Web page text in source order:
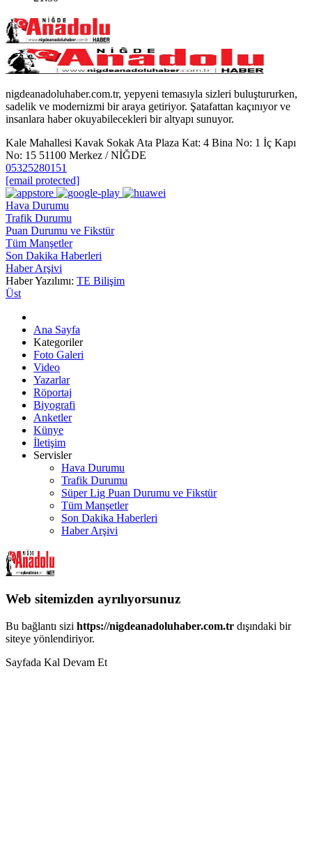
nigdeanadoluhaber.com.tr, yepyeni temasıyla sizleri buluştururken,
sadelik ve modernizmi bir araya getiriyor. Şatafattan kaçınıyor ve
insanlara haber okuyabilecekleri bir altyapı sunuyor.
Kale Mahallesi Kavak Sokak Ata Plaza Kat: 4 Bina No: 1 İç Kapı
No: 15 51100 Merkez / NİĞDE
05325280151
[email protected]
Hava Durumu
Trafik Durumu
Puan Durumu ve Fikstür
Tüm Manşetler
Son Dakika Haberleri
Haber Arşivi
Haber Yazılımı: TE Bilişim
Üst
Ana Sayfa
Kategoriler
Foto Galeri
Video
Yazarlar
Röportaj
Biyografi
Anketler
Künye
İletişim
Servisler
Hava Durumu
Trafik Durumu
Süper Lig Puan Durumu ve Fikstür
Tüm Manşetler
Son Dakika Haberleri
Haber Arşivi
Web sitemizden ayrılıyorsunuz
Bu bağlantı sizi https://nigdeanadoluhaber.com.tr dışındaki bir
siteye yönlendiriyor.
Sayfada Kal Devam Et